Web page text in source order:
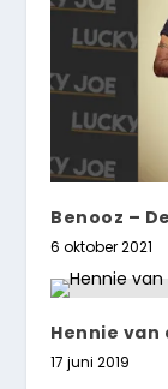
Benooz –
6 oktober 2021
Hennie van
17 juni 2019